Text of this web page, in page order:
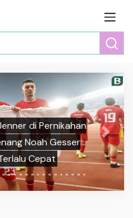
di Pernikahan
Noah Gesser
Cepat
Next